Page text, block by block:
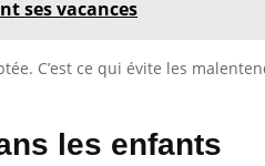
ses vacances
C’est ce qui évite les
les enfants